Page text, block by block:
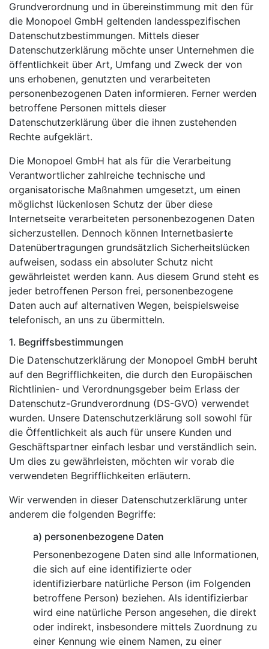
Grundverordnung und in übereinstimmung mit den für
die Monopoel GmbH geltenden landesspezifischen
Datenschutzbestimmungen. Mittels dieser
Datenschutzerklärung möchte unser Unternehmen die
öffentlichkeit über Art, Umfang und Zweck der von
uns erhobenen, genutzten und verarbeiteten
personenbezogenen Daten informieren. Ferner werden
betroffene Personen mittels dieser
Datenschutzerklärung über die ihnen zustehenden
Rechte aufgeklärt.
Die Monopoel GmbH hat als für die Verarbeitung
Verantwortlicher zahlreiche technische und
organisatorische Maßnahmen umgesetzt, um einen
möglichst lückenlosen Schutz der über diese
Internetseite verarbeiteten personenbezogenen Daten
sicherzustellen. Dennoch können Internetbasierte
Datenübertragungen grundsätzlich Sicherheitslücken
aufweisen, sodass ein absoluter Schutz nicht
gewährleistet werden kann. Aus diesem Grund steht es
jeder betroffenen Person frei, personenbezogene
Daten auch auf alternativen Wegen, beispielsweise
telefonisch, an uns zu übermitteln.
1. Begriffsbestimmungen
Die Datenschutzerklärung der Monopoel GmbH beruht
auf den Begrifflichkeiten, die durch den Europäischen
Richtlinien- und Verordnungsgeber beim Erlass der
Datenschutz-Grundverordnung (DS-GVO) verwendet
wurden. Unsere Datenschutzerklärung soll sowohl für
die Öffentlichkeit als auch für unsere Kunden und
Geschäftspartner einfach lesbar und verständlich sein.
Um dies zu gewährleisten, möchten wir vorab die
verwendeten Begrifflichkeiten erläutern.
Wir verwenden in dieser Datenschutzerklärung unter
anderem die folgenden Begriffe:
a) personenbezogene Daten
Personenbezogene Daten sind alle Informationen,
die sich auf eine identifizierte oder
identifizierbare natürliche Person (im Folgenden
betroffene Person) beziehen. Als identifizierbar
wird eine natürliche Person angesehen, die direkt
oder indirekt, insbesondere mittels Zuordnung zu
einer Kennung wie einem Namen, zu einer